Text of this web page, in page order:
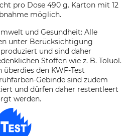
pro Dose 490 g. Karton mit 12
möglich.
und Gesundheit: Alle
unter Berücksichtigung
und sind daher
Stoffen wie z. B. Toluol.
den KWF-Test
Gebinde sind zudem
und dürfen daher restentleert
werden.